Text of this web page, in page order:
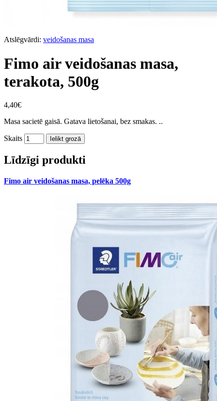
Atslēgvārdi: veidošanas masa
Fimo air veidošanas masa,
terakota, 500g
4,40€
Masa sacietē gaisā. Gatava lietošanai, bez smakas. ..
Skaits Ielikt grozā
Līdzīgi produkti
Fimo air veidošanas masa, pelēka 500g